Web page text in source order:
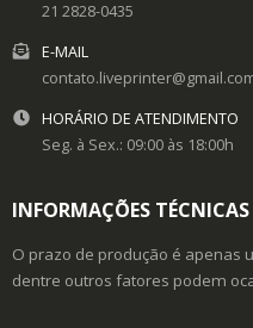
21 2828-0435
E-MAIL
HORÁRIO DE ATENDIMENTO
Seg. à Sex.: 09:00 às 18:00h
INFORMAÇÕES TÉCNICAS
O prazo de produção é apenas
dentre outros fatores podem